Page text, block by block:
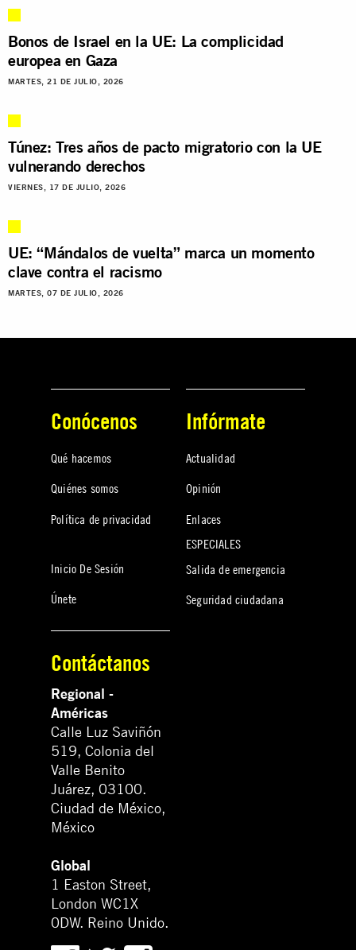
Bonos de Israel en la UE: La complicidad
europea en Gaza
MARTES, 21 DE JULIO, 2026
Túnez: Tres años de pacto migratorio con la UE
vulnerando derechos
VIERNES, 17 DE JULIO, 2026
UE: “Mándalos de vuelta” marca un momento
clave contra el racismo
MARTES, 07 DE JULIO, 2026
Conócenos
Qué hacemos
Quiénes somos
Política de privacidad
Inicio De Sesión
Únete
Infórmate
Actualidad
Opinión
Enlaces
ESPECIALES
Salida de emergencia
Seguridad ciudadana
Contáctanos
Regional -
Américas
Calle Luz Saviñón
519, Colonia del
Valle Benito
Juárez, 03100.
Ciudad de México,
México
Global
1 Easton Street,
London WC1X
0DW. Reino Unido.